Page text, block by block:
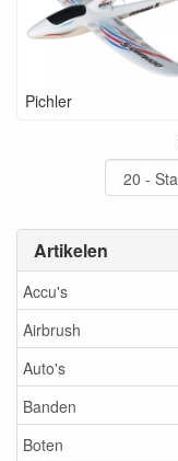
Artikelen
Accu's
Airbrush
Auto's
Banden
Boten
Pichler